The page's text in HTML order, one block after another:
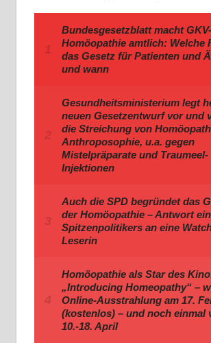
Bundesgesetzblatt macht
Homöopathie amtlich: Welche
das Gesetz für Patienten und
und wann
Gesundheitsministerium legt
neuen Gesetzentwurf vor und
die Streichung von
Anthroposophie, u.a. gegen
Mistelpräparate und Traumeel-
Injektionen
Auch die SPD begründet das
der Homöopathie – Antwort
Spitzenpolitikers an eine
Leserin
Homöopathie als Star des
„Introducing Homeopathy“ –
Online-Ausstrahlung am 17.
(kostenlos) – und noch einmal
10.-18. April